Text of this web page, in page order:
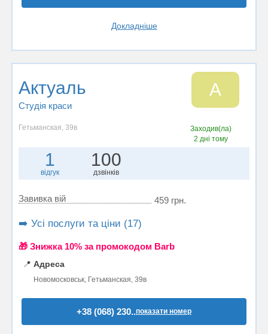
Докладніше
Актуаль
Студія краси
А
Гетьманская, 39в
Заходив(ла)
2 дні тому
1
відгук
100
дзвінків
Завивка вій 459 грн.
➡️ Усі послуги та ціни (17)
🎁 Знижка 10% за промокодом Barb
📍 Адреса
Новомосковськ, Гетьманская, 39в
+38 (068) 230..показати номер